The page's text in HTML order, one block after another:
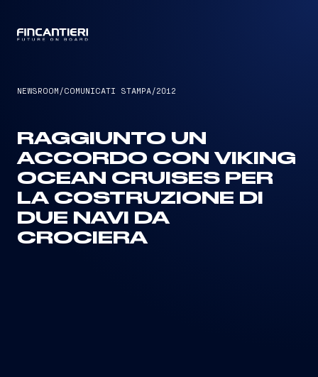
NEWSROOM /COMUNICATI STAMPA/2012
RAGGIUNTO UN
ACCORDO CON VIKING
OCEAN CRUISES PER
LA COSTRUZIONE DI
DUE NAVI DA
CROCIERA